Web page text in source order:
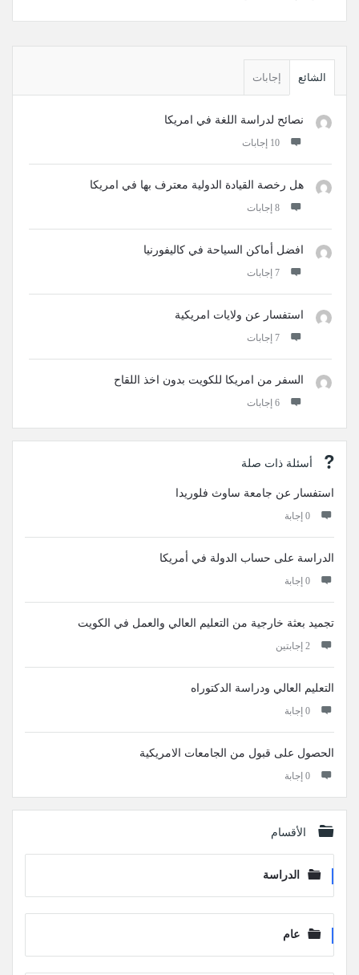
الجانبيةالشائع إجابات
نصائح لدراسة اللغة في امريكا
‫10 إجابات
هل رخصة القيادة الدولية معترف بها في امريكا
‫8 إجابات
افضل أماكن السياحة في كاليفورنيا
‫7 إجابات
استفسار عن ولايات امريكية
‫7 إجابات
السفر من امريكا للكويت بدون اخذ اللقاح
‫6 إجابات
أسئلة ذات صلة
استفسار عن جامعة ساوث فلوريدا
‫0 إجابة
الدراسة على حساب الدولة في أمريكا
‫0 إجابة
تجميد بعثة خارجية من التعليم العالي والعمل في الكويت
‫2 إجابتين
التعليم العالي ودراسة الدكتوراه
‫0 إجابة
الحصول على قبول من الجامعات الامريكية
‫0 إجابة
الأقسام
الدراسة
عام